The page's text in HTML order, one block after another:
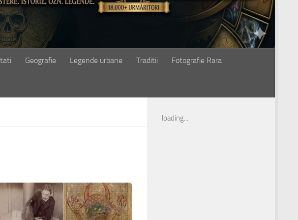
Geografie Legende urbane Traditii Fotografie Rara
loading...